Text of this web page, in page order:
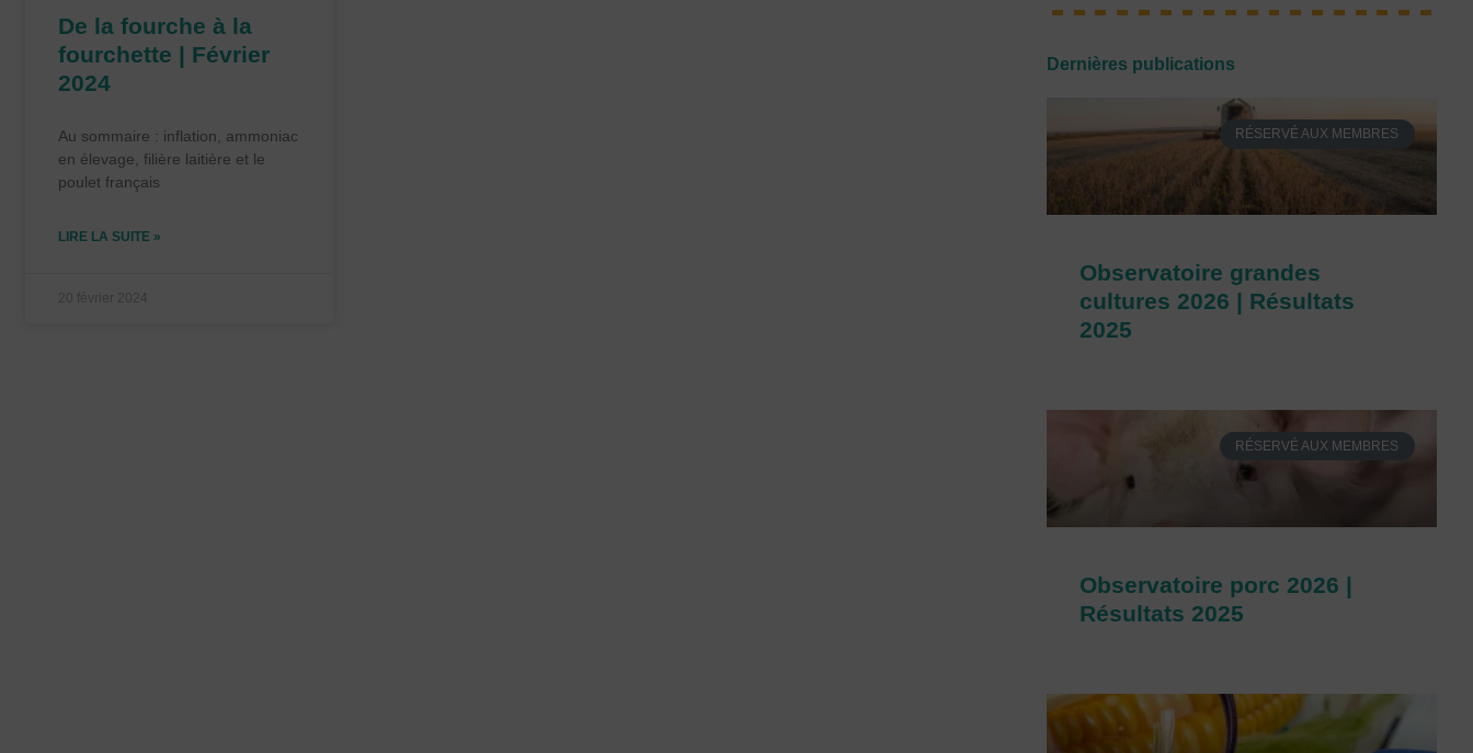
De la fourche à la
fourchette | Février
2024
Au sommaire : inflation, ammoniac
en élevage, filière laitière et le
poulet français
LIRE LA SUITE »
20 février 2024
Dernières publications
RÉSERVÉ AUX MEMBRES
Observatoire grandes
cultures 2026 | Résultats
2025
RÉSERVÉ AUX MEMBRES
Observatoire porc 2026 |
Résultats 2025